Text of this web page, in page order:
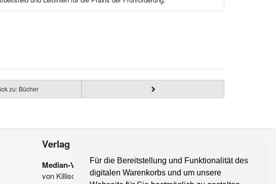
Für die Bereitstellung und Funktionalität des
digitalen Warenkorbs und um unsere
zu: Bücher
Verlag
Median-Verlag
von Killisch-Horn GmbH